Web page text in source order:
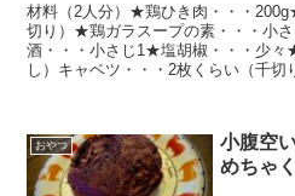
材料（2人分）★鶏ひき肉・・・
切り）★鶏ガラスープの素・・・小
酒・・・小さじ1★塩胡椒・・・少々
し）キャベツ・・・2枚くらい（千切
おやつ
小腹空
めちゃ